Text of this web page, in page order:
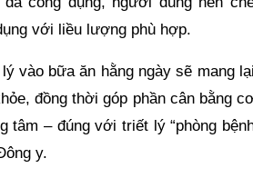
với liều lượng phù hợp.
vào bữa ăn hằng ngày sẽ mang
đồng thời góp phần cân bằng
tâm – đúng với triết lý “phòng
y.